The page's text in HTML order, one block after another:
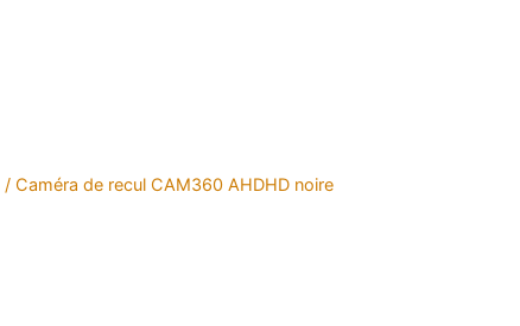
/ Caméra de recul CAM360 AHDHD noire